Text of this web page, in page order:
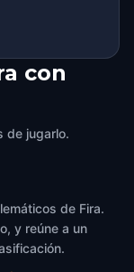
con
de jugarlo.
de Fira.
y reúne a un